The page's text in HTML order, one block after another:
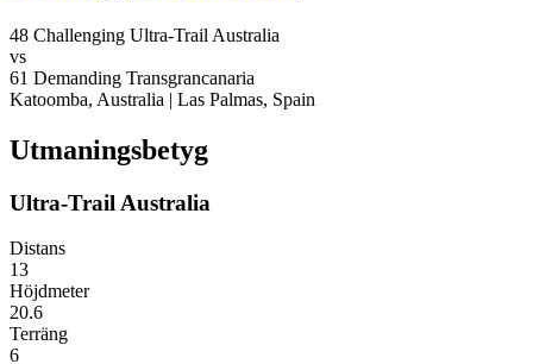
48 Challenging Ultra-Trail Australia
vs
61 Demanding Transgrancanaria
Katoomba, Australia | Las Palmas, Spain
Utmaningsbetyg
Ultra-Trail Australia
Distans
13
Höjdmeter
20.6
Terräng
6